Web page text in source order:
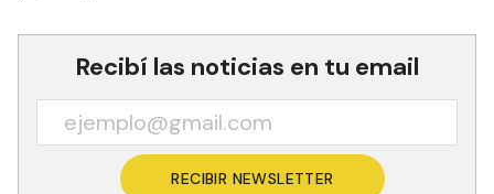
Recibí las noticias en tu email
RECIBIR NEWSLETTER